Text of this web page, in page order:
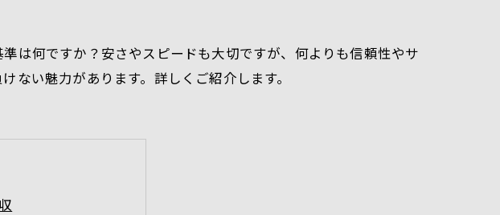
は何ですか？安さやスピードも大切ですが、何よりも信頼性やサ
ない魅力があります。詳しくご紹介します。